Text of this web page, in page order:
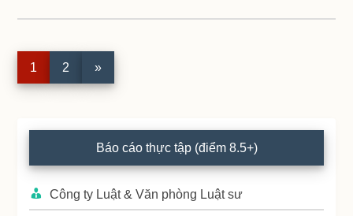
Page
1 Page
2 »
Primary
Sidebar
Báo cáo thực tập (điểm 8.5+)
Công ty Luật & Văn phòng Luật sư